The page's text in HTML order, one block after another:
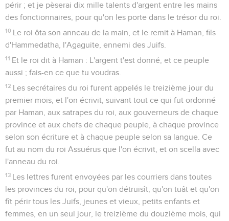
périr ; et je pèserai dix mille talents d'argent entre les mains
des fonctionnaires, pour qu'on les porte dans le trésor du roi.
10 Le roi ôta son anneau de la main, et le remit à Haman, fils
d'Hammedatha, l'Agaguite, ennemi des Juifs.
11 Et le roi dit à Haman : L'argent t'est donné, et ce peuple
aussi ; fais-en ce que tu voudras.
12 Les secrétaires du roi furent appelés le treizième jour du
premier mois, et l'on écrivit, suivant tout ce qui fut ordonné
par Haman, aux satrapes du roi, aux gouverneurs de chaque
province et aux chefs de chaque peuple, à chaque province
selon son écriture et à chaque peuple selon sa langue. Ce
fut au nom du roi Assuérus que l'on écrivit, et on scella avec
l'anneau du roi.
13 Les lettres furent envoyées par les courriers dans toutes
les provinces du roi, pour qu'on détruisît, qu'on tuât et qu'on
fît périr tous les Juifs, jeunes et vieux, petits enfants et
femmes, en un seul jour, le treizième du douzième mois, qui